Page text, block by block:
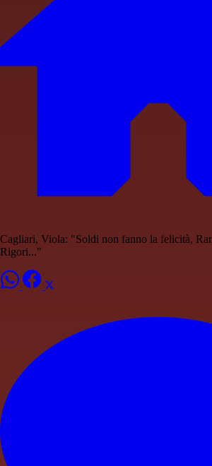
Cagliari, Viola: "Soldi non fanno la felicità,
Rigori..."